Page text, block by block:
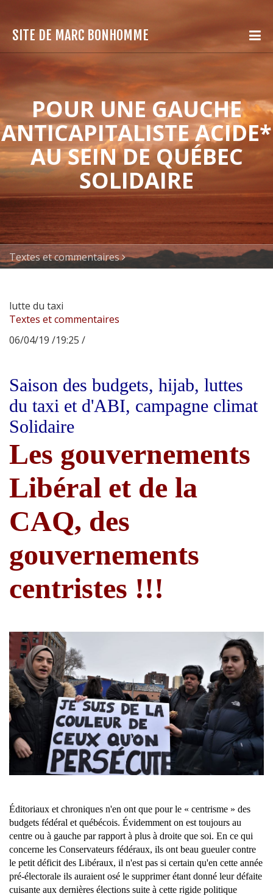
SITE DE MARC BONHOMME
POUR UNE GAUCHE
ANTICAPITALISTE ACIDE*
AU SEIN DE QUÉBEC
SOLIDAIRE
Textes et commentaires
lutte du taxi
Textes et commentaires
06/04/19 /19:25 /
Saison des budgets, hijab, luttes
du taxi et d'ABI, campagne climat
Solidaire
Les gouvernements
Libéral et de la
CAQ, des
gouvernements
centristes !!!
Éditoriaux et chroniques n'en ont que pour le « centrisme » des
budgets fédéral et québécois. Évidemment on est toujours au
centre ou à gauche par rapport à plus à droite que soi. En ce qui
concerne les Conservateurs fédéraux, ils ont beau gueuler contre
le petit déficit des Libéraux, il n'est pas si certain qu'en cette année
pré-électorale ils auraient osé le supprimer étant donné leur défaite
cuisante aux dernières élections suite à cette rigide politique